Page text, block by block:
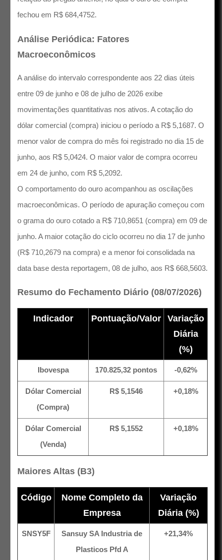
fechou em R$ 684,4752.
Análise Periódica: Fatores
Macroeconômicos
A análise do intervalo correspondente aos 22 dias úteis
entre 09 de junho e 08 de julho de 2026 exibe
movimentações quantitativas nos ativos. A cotação do
dólar comercial (compra) iniciou o período a R$ 5,1687. O
menor valor de compra do mês foi registrado no dia 15 de
junho, aos R$ 5,0424. O maior valor de compra ocorreu
em 24 de junho, com R$ 5,2092.
O comportamento do ouro acompanhou as oscilações
macroeconômicas. O período de apuração começou com
o grama do ouro cotado a R$ 710,8651 (compra) em 09 de
junho. A maior cotação do ciclo ocorreu no dia 17 de junho
(R$ 710,2679 na compra) e a menor foi consolidada na
data base desta reportagem, 08 de julho, aos R$ 668,5603.
Resumo do Fechamento Diário (08/07/2026)
Indicador Pontuação/Valor
Variação
Diária
(%)
Ibovespa 170.825,32 pontos -0,62%
Dólar Comercial
(Compra)
R$ 5,1546 +0,18%
Dólar Comercial
(Venda)
R$ 5,1552 +0,18%
Maiores Altas (B3)
Código
Nome Completo da
Empresa
Variação
Diária (%)
SNSY5F
Sansuy SA Industria de
Plasticos Pfd A
+21,34%